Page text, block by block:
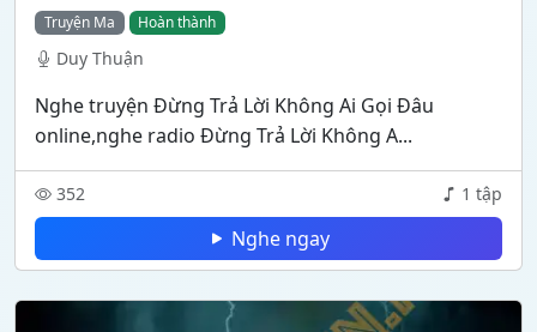
Truyện Ma Hoàn thành
Duy Thuận
Nghe truyện Đừng Trả Lời Không Ai Gọi Đâu
online,nghe radio Đừng Trả Lời Không A...
352 1 tập
Nghe ngay